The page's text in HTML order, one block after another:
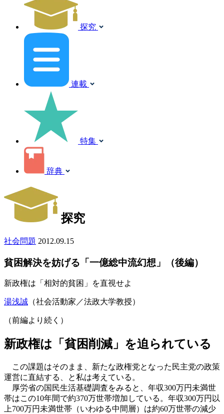
探究
連載
特集
辞典
探究
社会問題 2012.09.15
貧困解決を妨げる「一億総中流幻想」（後編）
新政権は「相対的貧困」を直視せよ
湯浅誠 （社会活動家／法政大学教授）
（前編より続く）
新政権は「貧困削減」を迫られている
この課題はそのまま、新たな政権党となった民主党の政策
運営に直結する、と私は考えている。
厚労省の国民生活基礎調査をみると、年収300万円未満世
帯はこの10年間で約370万世帯増加している。年収300万円以
上700万円未満世帯（いわゆる中間層）は約60万世帯の減少